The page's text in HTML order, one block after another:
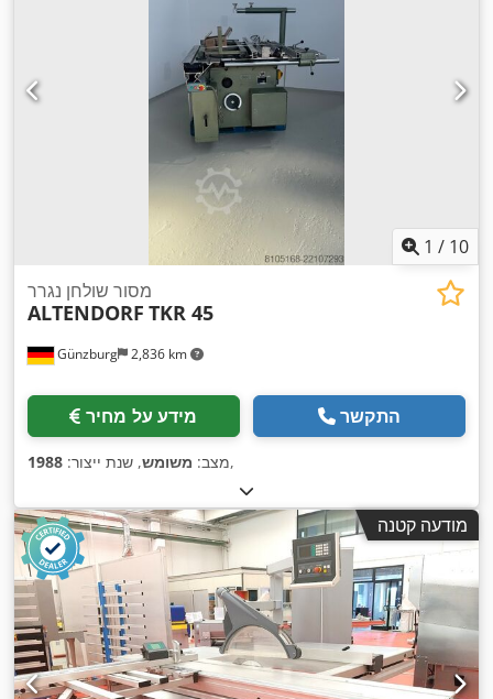
1 / 10
Günzburg 2,836 km
מסור שולחן נגרר
ALTENDORF TKR 45
מידע על מחיר התקשר
מצב: משומש, שנת ייצור: 1988 ,
מודעה קטנה